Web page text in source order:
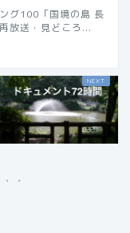
グ100「国境の島 長
放送・見どころ...